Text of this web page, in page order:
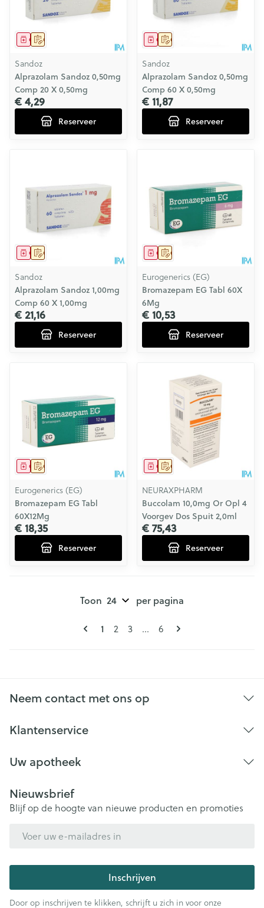
Op voorschrift
Geneesmiddel
Sandoz
Alprazolam Sandoz 0,50mg
Comp 20 X 0,50mg
€ 4,29
Reserveer
Op voorschrift
Geneesmiddel
Sandoz
Alprazolam Sandoz 0,50mg
Comp 60 X 0,50mg
€ 11,87
Reserveer
Op voorschrift
Geneesmiddel
Sandoz
Alprazolam Sandoz 1,00mg
Comp 60 X 1,00mg
€ 21,16
Reserveer
Op voorschrift
Geneesmiddel
Eurogenerics (EG)
Bromazepam EG Tabl 60X
6Mg
€ 10,53
Reserveer
Op voorschrift
Geneesmiddel
Eurogenerics (EG)
Bromazepam EG Tabl
60X12Mg
€ 18,35
Reserveer
Op voorschrift
Geneesmiddel
NEURAXPHARM
Buccolam 10,0mg Or Opl 4
Voorgev Dos Spuit 2,0ml
€ 75,43
Reserveer
Pagina's
U lees momenteel pagina
1 Pagina
2 Pagina
3 ... Pagina
6
Toon per pagina
Neem contact met ons op
Klantenservice
Uw apotheek
Nieuwsbrief
Blijf op de hoogte van nieuwe producten en promoties
Inschrijven
Door op inschrijven te klikken, schrijft u zich in voor onze